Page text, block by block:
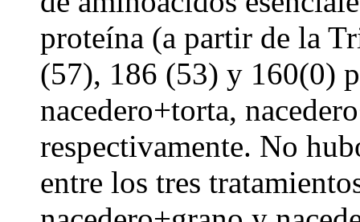
proteína (a partir de la
(57), 186 (53) y 160(0)
nacedero+torta,
respectivamente. No
entre los tres